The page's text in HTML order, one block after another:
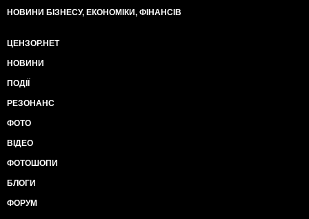
НОВИНИ БІЗНЕСУ, ЕКОНОМІКИ, ФІНАНСІВ
ЦЕНЗОР.НЕТ
НОВИНИ
ПОДІЇ
РЕЗОНАНС
ФОТО
ВІДЕО
ФОТОШОПИ
БЛОГИ
ФОРУМ